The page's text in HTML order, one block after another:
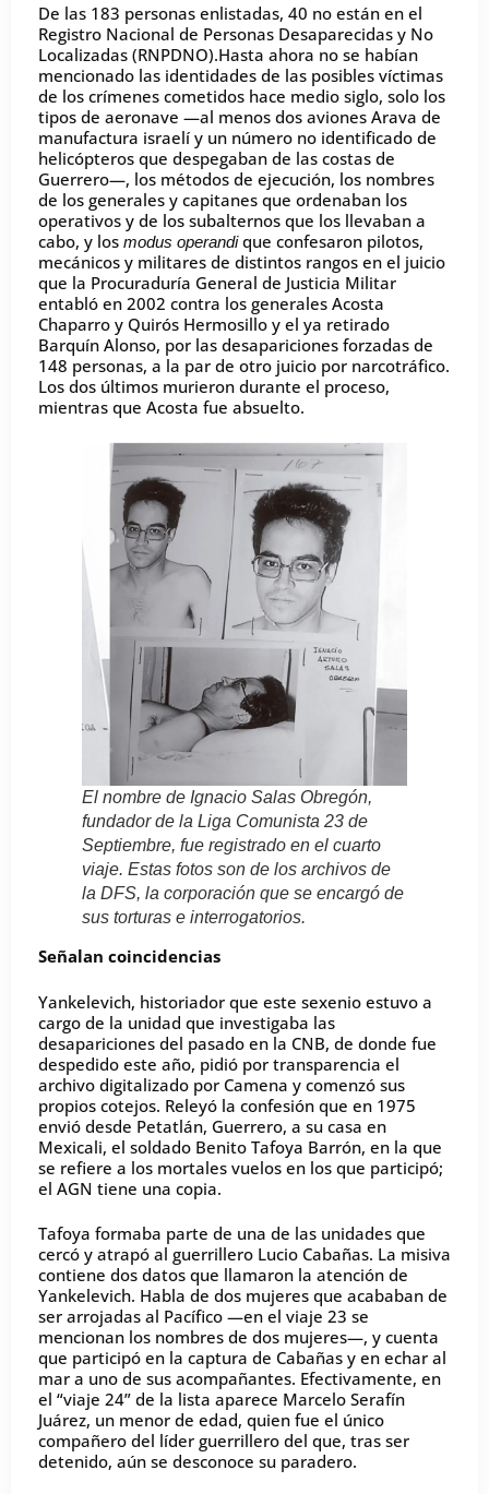
De las 183 personas enlistadas, 40 no están en el
Registro Nacional de Personas Desaparecidas y No
Localizadas (RNPDNO).Hasta ahora no se habían
mencionado las identidades de las posibles víctimas
de los crímenes cometidos hace medio siglo, solo los
tipos de aeronave —al menos dos aviones Arava de
manufactura israelí y un número no identificado de
helicópteros que despegaban de las costas de
Guerrero—, los métodos de ejecución, los nombres
de los generales y capitanes que ordenaban los
operativos y de los subalternos que los llevaban a
cabo, y los modus operandique confesaron pilotos,
mecánicos y militares de distintos rangos en el juicio
que la Procuraduría General de Justicia Militar
entabló en 2002 contra los generales Acosta
Chaparro y Quirós Hermosillo y el ya retirado
Barquín Alonso, por las desapariciones forzadas de
148 personas, a la par de otro juicio por narcotráfico.
Los dos últimos murieron durante el proceso,
mientras que Acosta fue absuelto.
El nombre de Ignacio Salas Obregón,
fundador de la Liga Comunista 23 de
Septiembre, fue registrado en el cuarto
viaje. Estas fotos son de los archivos de
la DFS, la corporación que se encargó de
sus torturas e interrogatorios.
Señalan coincidencias
Yankelevich, historiador que este sexenio estuvo a
cargo de la unidad que investigaba las
desapariciones del pasado en la CNB, de donde fue
despedido este año, pidió por transparencia el
archivo digitalizado por Camena y comenzó sus
propios cotejos. Releyó la confesión que en 1975
envió desde Petatlán, Guerrero, a su casa en
Mexicali, el soldado Benito Tafoya Barrón, en la que
se refiere a los mortales vuelos en los que participó;
el AGN tiene una copia.
Tafoya formaba parte de una de las unidades que
cercó y atrapó al guerrillero Lucio Cabañas. La misiva
contiene dos datos que llamaron la atención de
Yankelevich. Habla de dos mujeres que acababan de
ser arrojadas al Pacífico —en el viaje 23 se
mencionan los nombres de dos mujeres—, y cuenta
que participó en la captura de Cabañas y en echar al
mar a uno de sus acompañantes. Efectivamente, en
el “viaje 24” de la lista aparece Marcelo Serafín
Juárez, un menor de edad, quien fue el único
compañero del líder guerrillero del que, tras ser
detenido, aún se desconoce su paradero.